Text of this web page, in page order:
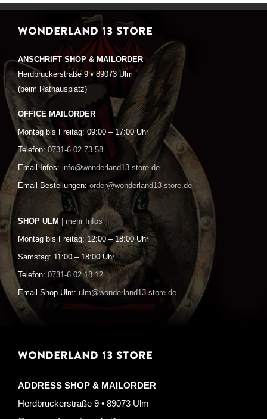
WONDERLAND 13 STORE
ANSCHRIFT SHOP & MAILORDER
Herdbruckerstraße 9 • 89073 Ulm
(beim Rathausplatz)
OFFICE MAILORDER
Montag bis Freitag: 09:00 – 17:00 Uhr
Telefon: 0731-6 02 73 58
Email Infos: info@wonderland13-store.de
Email Bestellungen: order@wonderland13-store.de
SHOP ULM | mehr Infos
Montag bis Freitag: 12:00 – 18:00 Uhr
Samstag: 11:00 – 18:00 Uhr
Telefon: 0731-6 02 18 12
Email Shop Ulm: ulm@wonderland13-store.de
WONDERLAND 13 STORE
ADDRESS SHOP & MAILORDER
Herdbruckerstraße 9 • 89073 Ulm